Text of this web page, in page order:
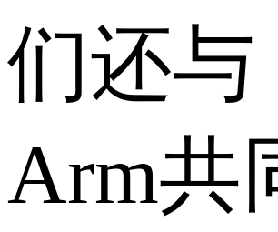
们还与
Arm共